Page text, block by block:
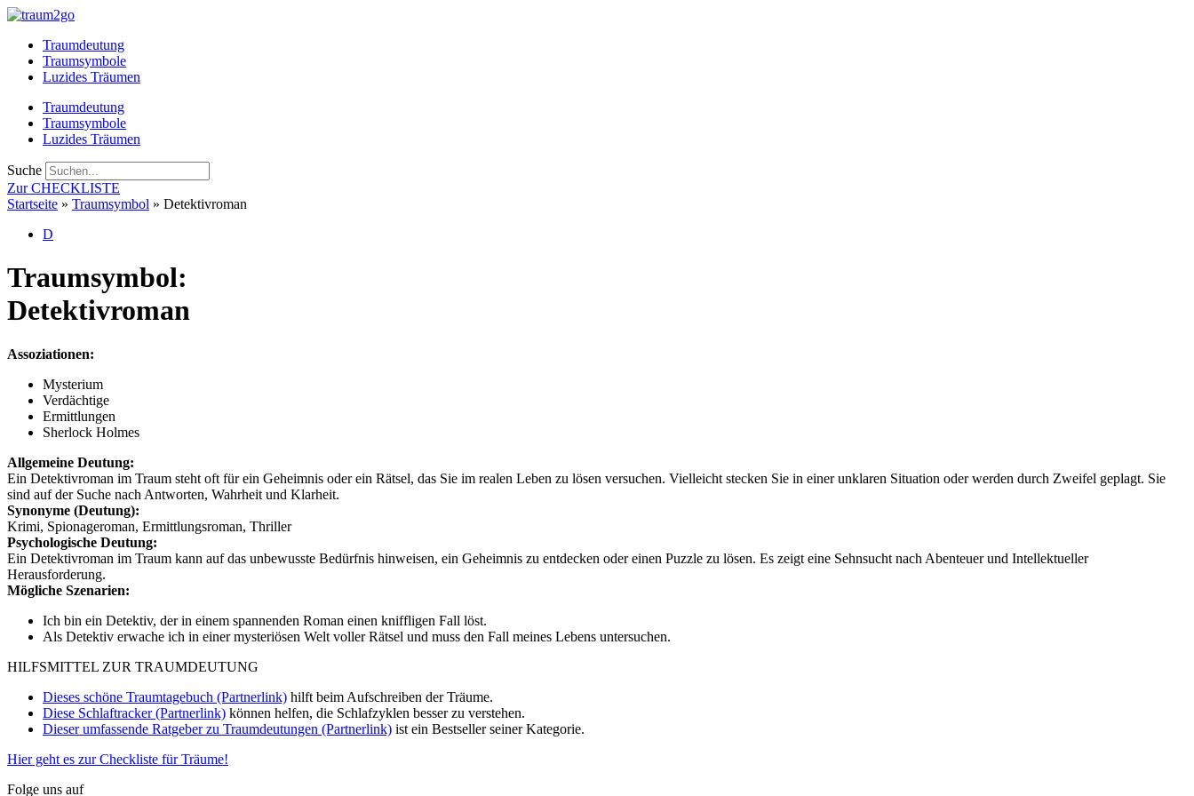
Zum
springenTraumdeutung
Traumsymbole
Luzides Träumen
Traumdeutung
Traumsymbole
Luzides Träumen
Suche
Zur CHECKLISTE
Startseite » Traumsymbol » Detektivroman
D
Traumsymbol:
Detektivroman
Assoziationen:
Mysterium
Verdächtige
Ermittlungen
Sherlock Holmes
Allgemeine Deutung:
Ein Detektivroman im Traum steht oft für ein Geheimnis oder ein Rätsel, das Sie im realen Leben zu lösen versuchen. Vielleicht stecken Sie in einer unklaren Situation oder werden durch Zweifel geplagt. Sie
sind auf der Suche nach Antworten, Wahrheit und Klarheit.
Synonyme (Deutung):
Krimi, Spionageroman, Ermittlungsroman, Thriller
Psychologische Deutung:
Ein Detektivroman im Traum kann auf das unbewusste Bedürfnis hinweisen, ein Geheimnis zu entdecken oder einen Puzzle zu lösen. Es zeigt eine Sehnsucht nach Abenteuer und Intellektueller
Herausforderung.
Mögliche Szenarien:
Ich bin ein Detektiv, der in einem spannenden Roman einen kniffligen Fall löst.
Als Detektiv erwache ich in einer mysteriösen Welt voller Rätsel und muss den Fall meines Lebens untersuchen.
HILFSMITTEL ZUR TRAUMDEUTUNG
Dieses schöne Traumtagebuch (Partnerlink) hilft beim Aufschreiben der Träume.
Diese Schlaftracker (Partnerlink) können helfen, die Schlafzyklen besser zu verstehen.
Dieser umfassende Ratgeber zu Traumdeutungen (Partnerlink) ist ein Bestseller seiner Kategorie.
Hier geht es zur Checkliste für Träume!
Folge uns auf